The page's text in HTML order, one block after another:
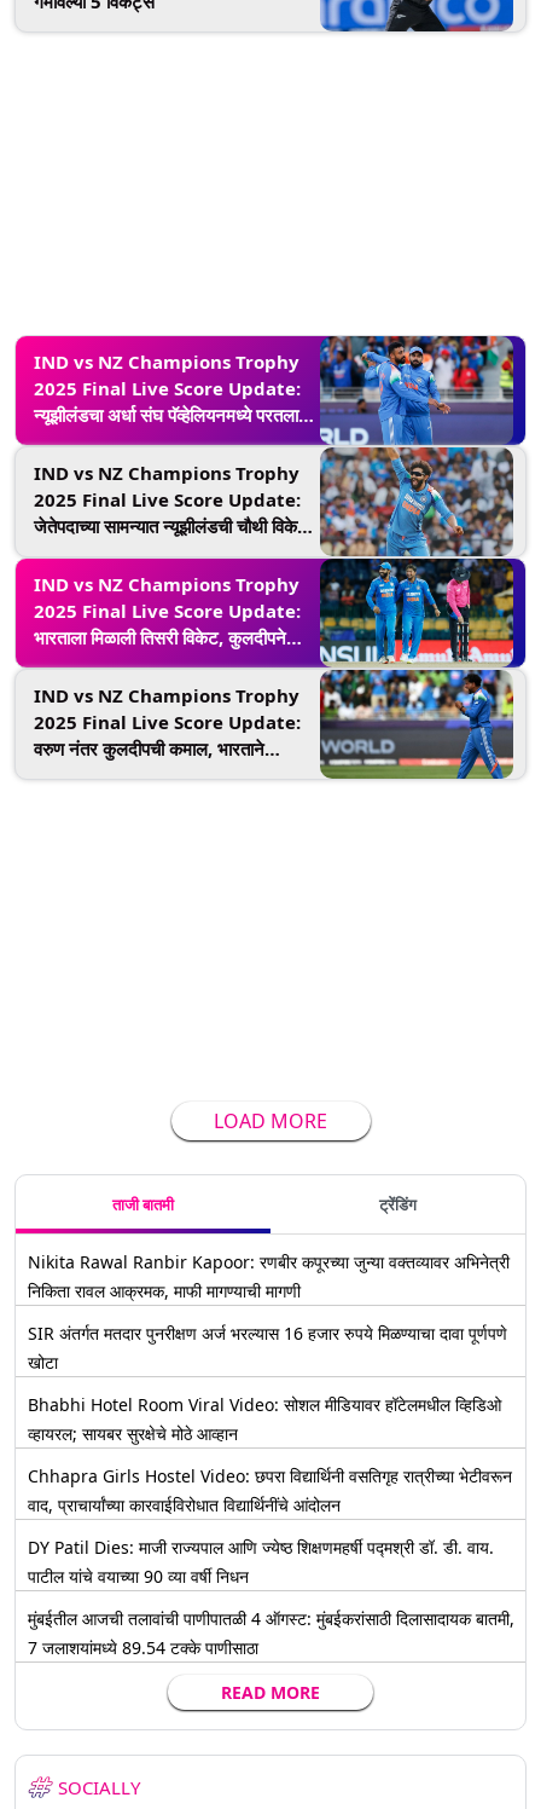
IND vs NZ Champions Trophy
2025 Final Live Score Update:
न्यूझीलंडचा अर्धा संघ पॅव्हेलियनमध्ये परतला,
वरुण चक्रवर्तीने ग्लेन फिलिप्स उडवला
त्रिफळा
IND vs NZ Champions Trophy
2025 Final Live Score Update:
जेतेपदाच्या सामन्यात न्यूझीलंडची चौथी विकेट
पडली, रवींद्र जडेजाला मिळाले यश
IND vs NZ Champions Trophy
2025 Final Live Score Update:
भारताला मिळाली तिसरी विकेट, कुलदीपने
केन विल्यमसनला केले बाद
IND vs NZ Champions Trophy
2025 Final Live Score Update:
वरुण नंतर कुलदीपची कमाल, भारताने
LOAD MORE
ताजी बातमी ट्रेंडिंग
Nikita Rawal Ranbir Kapoor: रणबीर कपूरच्या जुन्या वक्तव्यावर अभिनेत्री
निकिता रावल आक्रमक, माफी मागण्याची मागणी
SIR अंतर्गत मतदार पुनरीक्षण अर्ज भरल्यास 16 हजार रुपये मिळण्याचा दावा पूर्णपणे
खोटा
Bhabhi Hotel Room Viral Video: सोशल मीडियावर हॉटेलमधील व्हिडिओ
व्हायरल; सायबर सुरक्षेचे मोठे आव्हान
Chhapra Girls Hostel Video: छपरा विद्यार्थिनी वसतिगृह रात्रीच्या भेटीवरून
वाद, प्राचार्यांच्या कारवाईविरोधात विद्यार्थिनींचे आंदोलन
DY Patil Dies: माजी राज्यपाल आणि ज्येष्ठ शिक्षणमहर्षी पद्मश्री डॉ. डी. वाय.
पाटील यांचे वयाच्या 90 व्या वर्षी निधन
मुंबईतील आजची तलावांची पाणीपातळी 4 ऑगस्ट: मुंबईकरांसाठी दिलासादायक बातमी,
7 जलाशयांमध्ये 89.54 टक्के पाणीसाठा
READ MORE
SOCIALLY